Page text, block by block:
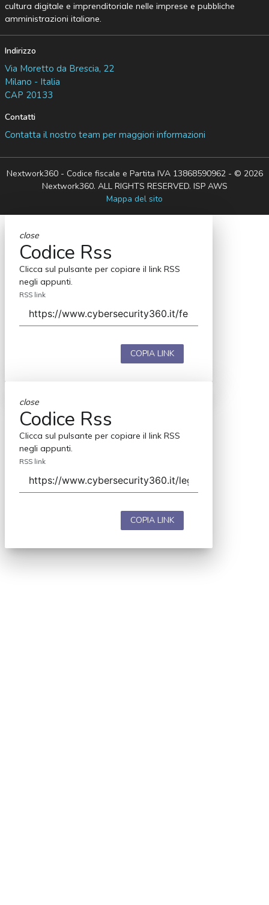
cultura digitale e imprenditoriale nelle imprese e pubbliche
amministrazioni italiane.
Indirizzo
Via Moretto da Brescia, 22
Milano - Italia
CAP 20133
Contatti
Contatta il nostro team per maggiori informazioni
Nextwork360 - Codice fiscale e Partita IVA 13868590962 - © 2026
Nextwork360. ALL RIGHTS RESERVED. ISP AWS
Mappa del sito
close
Codice Rss
Clicca sul pulsante per copiare il link RSS
negli appunti.
RSS link
COPIA LINK
close
Codice Rss
Clicca sul pulsante per copiare il link RSS
negli appunti.
RSS link
COPIA LINK